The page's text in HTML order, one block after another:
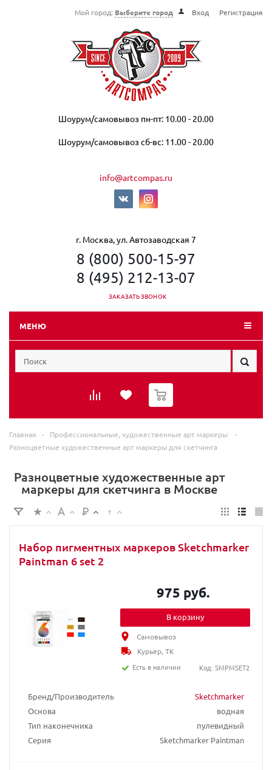
Мой город: Выберите город Вход Регистрация
Шоурум/самовывоз пн-пт: 10.00 - 20.00
Шоурум/самовывоз сб-вс: 11.00 - 20.00
info@artcompas.ru
г. Москва, ул. Автозаводская 7
8 (800) 500-15-97
8 (495) 212-13-07
ЗАКАЗАТЬ ЗВОНОК
МЕНЮ
0
Главная - Профессиональные, художественные арт маркеры
-
Разноцветные художественные арт маркеры для скетчинга
Разноцветные художественные арт
маркеры для скетчинга в Москве
Набор пигментных маркеров Sketchmarker
Paintman 6 set 2
Бренд/Производитель
Sketchmarker
Основа
водная
Тип наконечника
пулевидный
Серия
Sketchmarker Paintman
975 руб.
В корзину
Самовывоз
Курьер, ТК
Есть в наличии
Код: SMPMSET2